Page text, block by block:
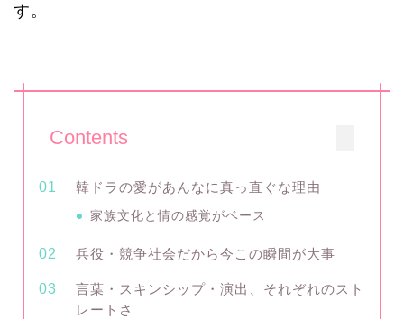
す。
Contents
韓ドラの愛があんなに真っ直ぐな理由
家族文化と情の感覚がベース
兵役・競争社会だから今この瞬間が大事
言葉・スキンシップ・演出、それぞれのスト
レートさ